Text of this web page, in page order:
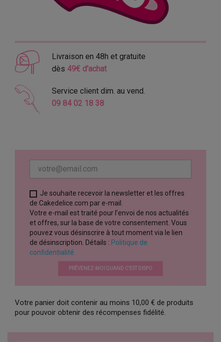
Livraison en 48h et gratuite
dès 49€ d'achat
Service client dim. au vend.
09 84 02 18 38
Je souhaite recevoir la newsletter et les offres
de Cakedelice.com par e-mail.
Votre e-mail est traité pour l’envoi de nos actualités
et offres, sur la base de votre consentement. Vous
pouvez vous désinscrire à tout moment via le lien
de désinscription. Détails : Politique de
confidentialité.
PRÉVENEZ-MOI QUAND C’EST DISPO
Votre panier doit contenir au moins 10,00 € de produits
pour pouvoir obtenir des récompenses fidélité.